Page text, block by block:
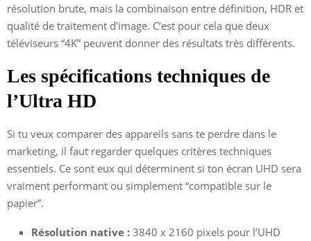
résolution brute, mais la combinaison entre définition, HDR et
qualité de traitement d’image. C’est pour cela que deux
téléviseurs “4K” peuvent donner des résultats très différents.
Les spécifications techniques de
l’Ultra HD
Si tu veux comparer des appareils sans te perdre dans le
marketing, il faut regarder quelques critères techniques
essentiels. Ce sont eux qui déterminent si ton écran UHD sera
vraiment performant ou simplement “compatible sur le
papier”.
Résolution native : 3840 x 2160 pixels pour l’UHD